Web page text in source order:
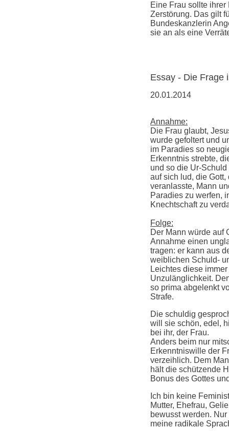
Eine Frau sollte
Zerstörung. Das gilt
Bundeskanzlerin
sie an als eine
Essay - Die Frage
20.01.2014
Annahme:
Die Frau glaubt,
wurde gefoltert und
im Paradies so
Erkenntnis strebte,
und so die Ur-
auf sich lud, die Gott,
veranlasste, Mann
Paradies zu werfen,
Knechtschaft zu
Folge:
Der Mann würde auf
Annahme einen
tragen: er kann aus
weiblichen Schuld-
Leichtes diese
Unzulänglichkeit.
so prima abgelenkt
Strafe.
Die schuldig
will sie schön, edel,
bei ihr, der Frau.
Anders beim nur
Erkenntniswille der
verzeihlich. Dem
hält die schützende
Bonus des Gottes
Ich bin keine
Mutter, Ehefrau,
bewusst werden.
meine radikale